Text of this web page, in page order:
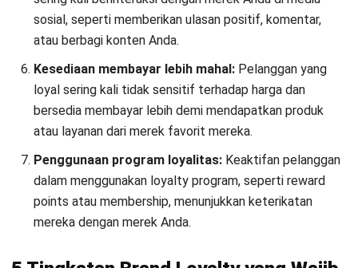
Anda miliki. Oleh karena itu, berikut adalah 8 langkah
meningkatkan brand loyalty untuk bisnis Anda:
Pastikan produk atau layanan memenuhi kebutuhan
pelanggan, dan selalu tanggap terhadap masukan atau
keluhan mereka untuk menciptakan pengalaman yang
memuaskan.
Berikan manfaat khusus seperti diskon loyalitas, akses
prioritas, atau hadiah eksklusif kepada pelanggan setia
untuk meningkatkan keterikatan mereka.
seperti grup diskusi online atau acara khusus, sehingga